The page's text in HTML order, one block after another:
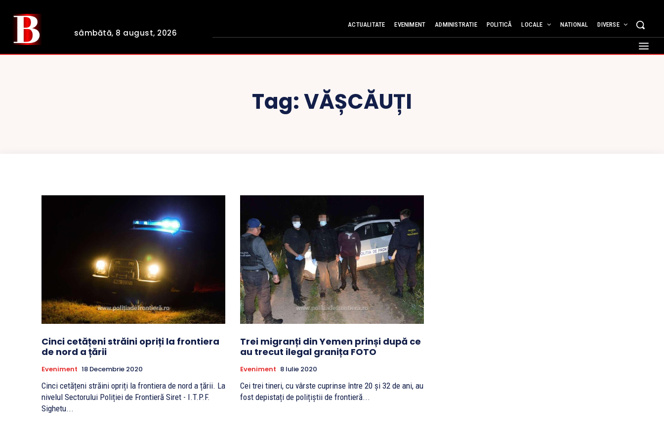
sâmbătă, 8 august, 2026
ACTUALITATE EVENIMENT ADMINISTRATIE POLITICĂ LOCALE NATIONAL DIVERSE
Tag:VĂȘCĂUȚI
Cinci cetățeni străini opriți la frontiera
de nord a țării
Eveniment 18 Decembrie 2020
Cinci cetățeni străini opriți la frontiera de nord a țării. La
nivelul Sectorului Poliției de Frontieră Siret - I.T.P.F.
Sighetu...
Trei migranți din Yemen prinși după ce
au trecut ilegal granița FOTO
Eveniment 8 Iulie 2020
Cei trei tineri, cu vârste cuprinse între 20 și 32 de ani, au
fost depistați de polițiștii de frontieră...